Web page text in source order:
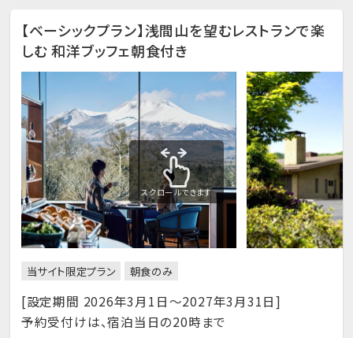
【ベーシックプラン】浅間山を望むレストランで楽
しむ 和洋ブッフェ朝食付き
スクロールできます
当サイト限定プラン 朝食のみ
[設定期間 2026年3月1日～2027年3月31日]
予約受付けは、宿泊当日の20時まで